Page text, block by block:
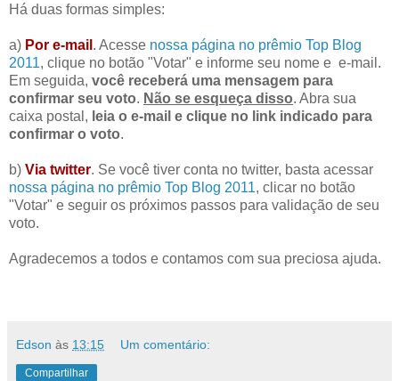
Há duas formas simples:
a) Por e-mail . Acesse nossa página no prêmio Top Blog
2011, clique no botão "Votar" e informe seu nome e e-mail.
Em seguida, você receberá uma mensagem para
confirmar seu voto. Não se esqueça disso. Abra sua
caixa postal, leia o e-mail e clique no link indicado para
confirmar o voto.
b) Via twitter. Se você tiver conta no twitter, basta acessar
nossa página no prêmio Top Blog 2011, clicar no botão
"Votar" e seguir os próximos passos para validação de seu
voto.
Agradecemos a todos e contamos com sua preciosa ajuda.
Edson às 13:15 Um comentário:
Compartilhar